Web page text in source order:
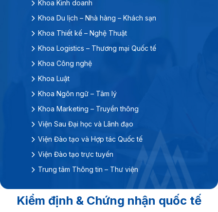
Giảng dạy tiếng Anh
Tiếng Anh thương mại và Truyền thông doanh
nghiệp
Ngôn ngữ và Văn hóa Trung Quốc
Giảng dạy tiếng Trung Quốc
Ngôn ngữ Hàn Quốc
Tâm lý học
Chương trình liên kết quốc tế DMU –
HSU
Kinh doanh Quốc tế
Marketing
Thiết kế đồ họa
Công nghệ tài chính
Khoa Kinh doanh
Khoa Du lịch – Nhà hàng – Khách sạn
Khoa Thiết kế – Nghệ Thuật
Khoa Logistics – Thương mại Quốc tế
Khoa Công nghệ
Khoa Luật
Khoa Ngôn ngữ – Tâm lý
Khoa Marketing – Truyền thông
Viện Sau Đại học và Lãnh đạo
Viện Đào tạo và Hợp tác Quốc tế
Viện Đào tạo trực tuyến
Trung tâm Thông tin – Thư viện
Kiểm định & Chứng nhận quốc tế